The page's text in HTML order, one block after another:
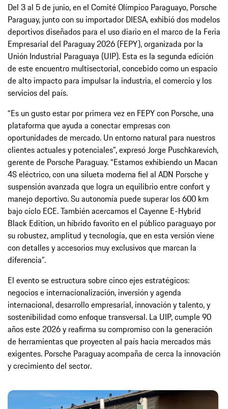
Del 3 al 5 de junio, en el Comité Olímpico Paraguayo, Porsche
Paraguay, junto con su importador DIESA, exhibió dos modelos
deportivos diseñados para el uso diario en el marco de la Feria
Empresarial del Paraguay 2026 (FEPY), organizada por la
Unión Industrial Paraguaya (UIP). Esta es la segunda edición
de este encuentro multisectorial, concebido como un espacio
de alto impacto para impulsar la industria, el comercio y los
servicios del país.
“Es un gusto estar por primera vez en FEPY con Porsche, una
plataforma que ayuda a conectar empresas con
oportunidades de mercado. Un entorno natural para nuestros
clientes actuales y potenciales”, expresó Jorge Puschkarevich,
gerente de Porsche Paraguay. “Estamos exhibiendo un Macan
4S eléctrico, con una silueta moderna fiel al ADN Porsche y
suspensión avanzada que logra un equilibrio entre confort y
manejo deportivo. Su autonomía puede superar los 600 km
bajo ciclo ECE. También acercamos el Cayenne E-Hybrid
Black Edition, un híbrido favorito en el público paraguayo por
su robustez, amplitud y tecnología, que en esta versión viene
con detalles y accesorios muy exclusivos que marcan la
diferencia”.
El evento se estructura sobre cinco ejes estratégicos:
negocios e internacionalización, inversión y agenda
internacional, desarrollo empresarial, innovación y talento, y
sostenibilidad como enfoque transversal. La UIP, cumple 90
años este 2026 y reafirma su compromiso con la generación
de herramientas que proyecten al país hacia mercados más
exigentes. Porsche Paraguay acompaña de cerca la innovación
y crecimiento del sector.